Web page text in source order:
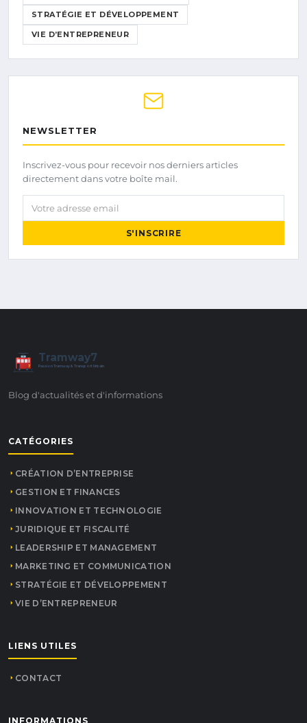
STRATÉGIE ET DÉVELOPPEMENT
VIE D’ENTREPRENEUR
NEWSLETTER
Inscrivez-vous pour recevoir nos derniers articles
directement dans votre boîte mail.
Votre adresse email
S'INSCRIRE
7
Tramway7
Passion Tramway & Transport Urbain
Blog d'actualités et d'informations
CATÉGORIES
CRÉATION D’ENTREPRISE
GESTION ET FINANCES
INNOVATION ET TECHNOLOGIE
JURIDIQUE ET FISCALITÉ
LEADERSHIP ET MANAGEMENT
MARKETING ET COMMUNICATION
STRATÉGIE ET DÉVELOPPEMENT
VIE D’ENTREPRENEUR
LIENS UTILES
CONTACT
INFORMATIONS